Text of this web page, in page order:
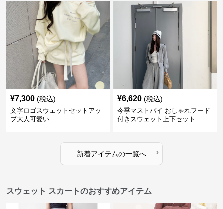
¥7,300 (税込)
文字ロゴスウェットセットアッ
プ大人可愛い
¥6,620 (税込)
今季マストバイ おしゃれフード
付きスウェット上下セット
新着アイテムの一覧へ ›
スウェット スカートのおすすめアイテム